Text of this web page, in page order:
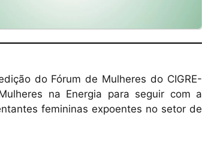
do Fórum de Mulheres do CIGRE-
na Energia para seguir com a
femininas expoentes no setor de